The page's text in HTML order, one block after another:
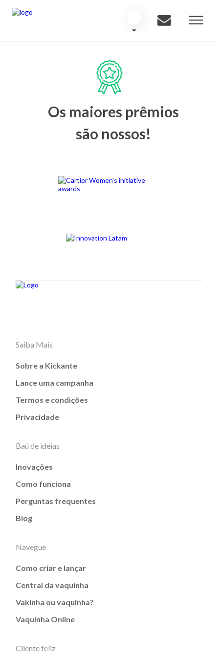
Os maiores prêmios
são nossos!
Saiba Mais
Sobre a Kickante
Lance uma campanha
Termos e condições
Privacidade
Baú de ideias
Inovações
Como funciona
Perguntas frequentes
Blog
Navegue
Como criar e lançar
Central da vaquinha
Vakinha ou vaquinha?
Vaquinha Online
Cliente feliz